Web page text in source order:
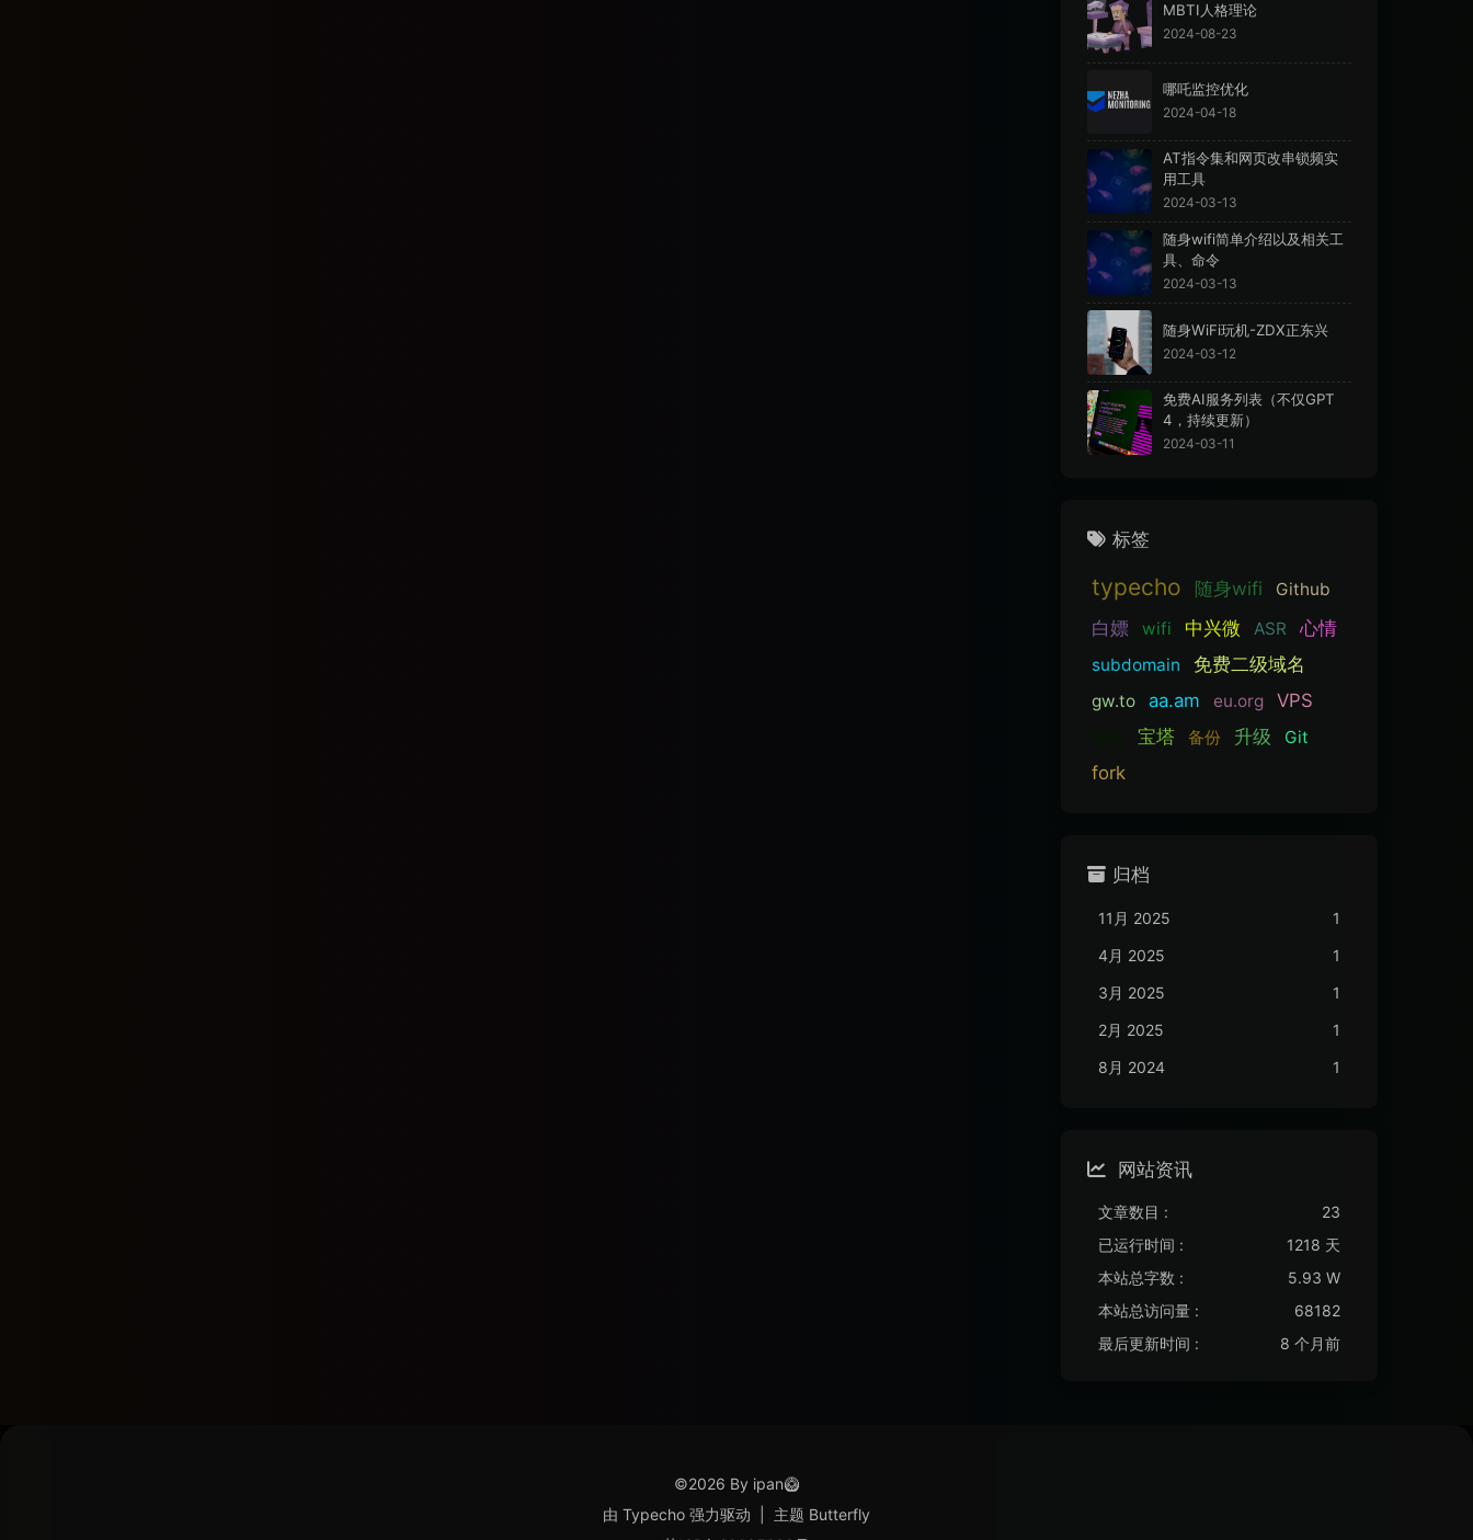
MBTI人格理论
2024-08-23
哪吒监控优化
2024-04-18
AT指令集和网页改串锁频实
用工具
2024-03-13
随身wifi简单介绍以及相关工
具、命令
2024-03-13
随身WiFi玩机-ZDX正东兴
2024-03-12
免费AI服务列表（不仅GPT
4，持续更新）
2024-03-11
标签
typecho 随身wifi Github
白嫖 wifi 中兴微 ASR 心情
subdomain 免费二级域名
gw.to aa.am eu.org VPS
宝塔 备份 升级 Git
fork
归档
11月 2025
1
4月 2025
1
3月 2025
1
2月 2025
1
8月 2024
1
网站资讯
文章数目 :
23
已运行时间 :
1218 天
本站总字数 :
5.93 W
本站总访问量 :
68182
最后更新时间 :
8 个月前
©2026 By ipan🥝
由 Typecho 强力驱动 主题 Butterfly